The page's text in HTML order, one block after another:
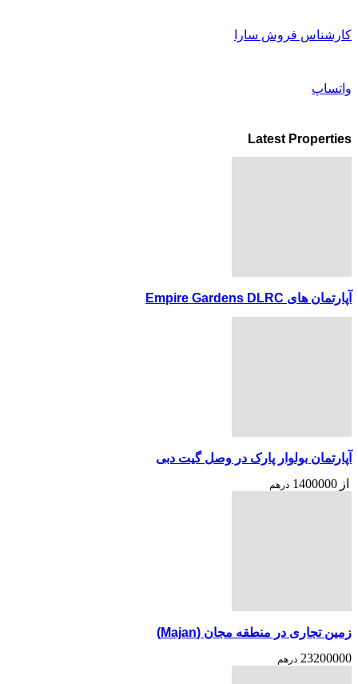
کارشناس فروش سارا
واتساپ
Latest Properties
آپارتمان های Empire Gardens DLRC
آپارتمان بولوار پارک در وصل گیت دبی
از 1400000 درهم
زمین تجاری در منطقه مجان (Majan)
23200000 درهم